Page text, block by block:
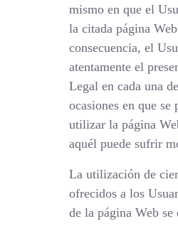
mismo en que el
la citada página
consecuencia, el
atentamente el
Legal en cada una
ocasiones en que se
utilizar la página
aquél puede sufrir
La utilización de
ofrecidos a los
de la página Web se